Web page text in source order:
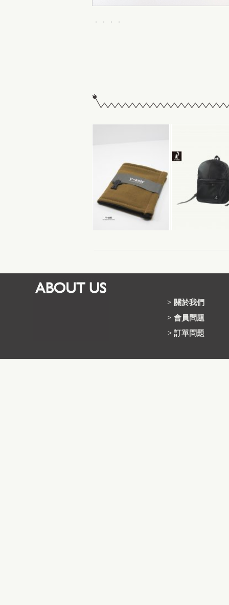
> 關於我們
> 會員問題
> 訂單問題